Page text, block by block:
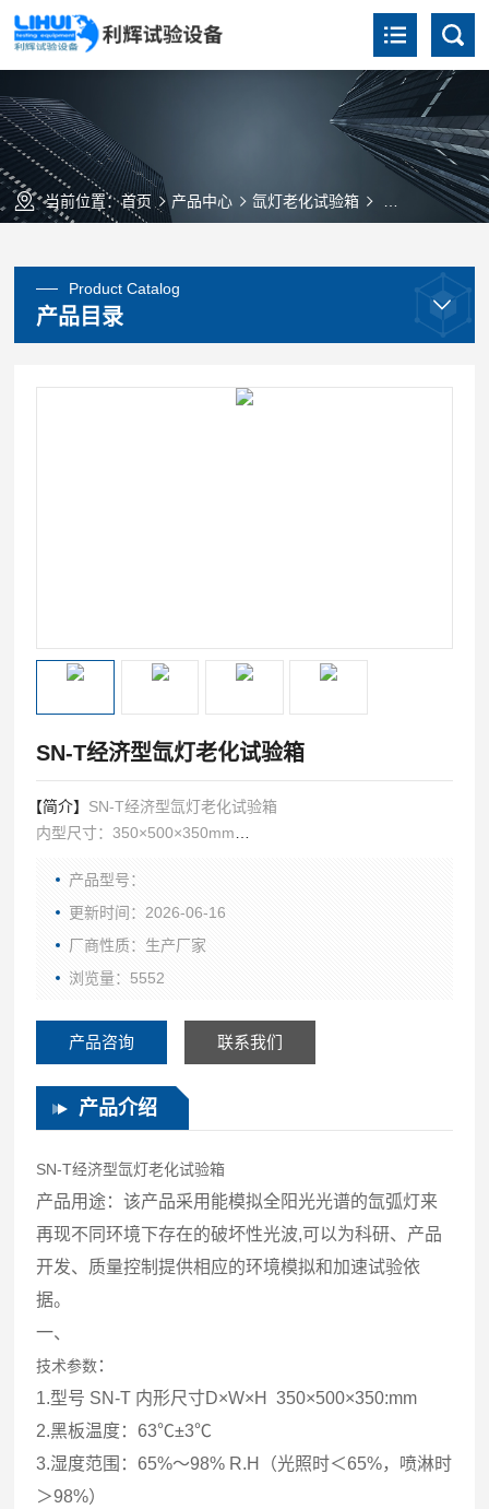
当前位置：首页 产品中心 氙灯老化试验箱 SN-T台式氙灯
Product Catalog
产品目录
SN-T经济型氙灯老化试验箱
【简介】 SN-T经济型氙灯老化试验箱
内型尺寸：350×500×350mm
设备特点：具有光照、温度、湿度、喷淋功能
产品型号：
更新时间：2026-06-16
厂商性质：生产厂家
浏览量：5552
产品咨询 联系我们
产品介绍
SN-T经济型氙灯老化试验箱
产品用途：该产品采用能模拟全阳光光谱的氙弧灯来
再现不同环境下存在的破坏性光波,可以为科研、产品
开发、质量控制提供相应的环境模拟和加速试验依
据。
一、
技术参数：
1.型号 SN-T 内形尺寸D×W×H 350×500×350:mm
2.黑板温度：63℃±3℃
3.湿度范围：65%～98% R.H（光照时＜65%，喷淋时
＞98%）